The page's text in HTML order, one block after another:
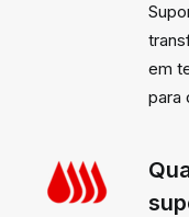
em
para